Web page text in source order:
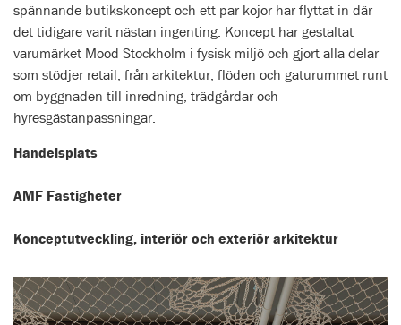
spännande butikskoncept och ett par kojor har flyttat in där
det tidigare varit nästan ingenting. Koncept har gestaltat
varumärket Mood Stockholm i fysisk miljö och gjort alla delar
som stödjer retail; från arkitektur, flöden och gaturummet runt
om byggnaden till inredning, trädgårdar och
hyresgästanpassningar.
Handelsplats
AMF Fastigheter
Konceptutveckling, interiör och exteriör arkitektur